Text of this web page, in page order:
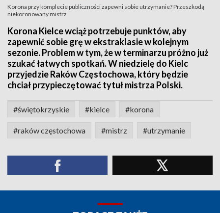
Korona przy komplecie publiczności zapewni sobie utrzymanie? Przeszkodą
niekoronowany mistrz
Korona Kielce wciąż potrzebuje punktów, aby
zapewnić sobie grę w ekstraklasie w kolejnym
sezonie. Problem w tym, że w terminarzu próżno już
szukać łatwych spotkań. W niedzielę do Kielc
przyjedzie Raków Częstochowa, który będzie
chciał przypieczętować tytuł mistrza Polski.
#świętokrzyskie #kielce #korona
#raków częstochowa #mistrz #utrzymanie